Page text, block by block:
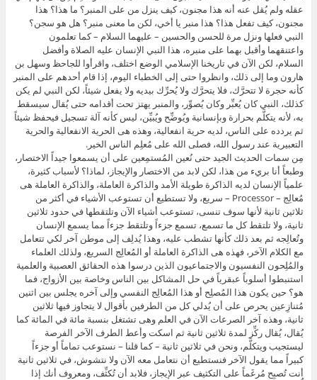
عقله ولم يُقل عنه أنه هذا مجنون، كيف ينزل من على المنبر؟ ما هذا؟ هذا
مجنون، كيف تفعل هذا؟ هذا منبر يا أخي، لكن ما معنى منبر؟ هل هو سجن؟
النبي فعلها ونزل مرة للحسن والحسين – عليهما السلام – كما تعلمون
واعتنقهما وأقبل بهما على منبره، هذا النبي الإنسان عليه الصلاة وأفضل
السلام، لكن الآن في تاريخنا الإسلامي الوضع اختلف، واقرأوا للجاحظ وسهل بن
هارون وما إلى ذلك، وانظروا حتى إلى الخطباء اليوم، إذا قام أحدهم على المنبر
كأنه حجرة لا تتحرَّك، فلا يتحرَّك ولا يُحرِّك بيديه ولا يفعل شيئاً، لكن النبي لم يكن
كذلك، النبي كان يُعبِّر وكان يُصوِّر، والمنبر يهتز تحت أقدامه حتى يُقال سيسقط
به، لأنه يتكلَّم بحرارة وبإنسانية ويُوضِّح ويُبيِّن، ليس كأنه آلة تسجيل فيحفظ شيئاً
ثم يردده على الناس، لديه حرية انفعالية، وهذه هى الحرية الانفعالية والحرية
التعبيرية عند رسول الله، فصلى الله على مُعلِم الناس الخير.
مِن سمات الحديث الجيد حتى نُعين المُستمِعين على أن يسمعوا جيداً الاختصار،
وطبعاً أنا بريء من هذا، لكن لابد من الاختصار والإيجاز، لماذا؟ لأسباب كثيرة،
علمياً الإنسان لديه الذاكرة طويلة الأمد والذاكرة العاملة، والذاكرة العاملة هى
مُعالِج – Processor – سريع، ولا تستطيع أن تستوعب الأشياء في أكثر من
ثلاثين ثانية لأنها سوف تنسى، تستوعب أشياء الآن وتلتقطها في حدود ثلاثين
ثانية، ولا تلتقط كل ما تسمع، تسمع جزءاً وتلتقط جزءاً مما يسمع الإنسان
وتُعالِجه ثم بعد ذلك كأنها تشطب عليه، وهذا يُدلِف إلى موطن آخر لكي تتعامل
مع الكلام الآخر، فهذه هى الذاكرة العاملة أو المُعالِج السريع، ولذلك العلماء
والمُلِحون النفسيون والاجتماعيون الذين درسوا هذه الحقائق العصبية والعلمية
استنبطوا أسلوباً عبقرياً في حل المشاكل بين الناس وخاصة بين الأزواج، فما
هو؟ حين يكون هذا المُصلِح أو هذا المُعالِج النفسي وإلى آخره يجلس بين اثنين
مُتنازِعين يحرص على أن يُدلي كل من الطرفين بأقوال لا يتجاوز فيها ثلاثين
ثانية، وهذه آخر الصرعات الآن في العلم وهى تشتغل بنسبة مائة في المائة كما
يُقال، يُقال ركِّز لمدة ثلاثين ثانية ثم اسكت وأعط الطرف الآخر الفرصة
ليستجيب ويتكلَّم، ونحن في ثلاثين ثانية – كما قلنا – نستوعب تماماً أو جزءاً
كبيراً مما يقول الآخر فنستطيع أن نتعامل معه الآن ولا نتشوش، في ثلاثين ثانية
أنت تُصبِح مُرغَماً على التكثيف عبر الإيجاز، فلابد أن تُكثِّف، ومعروف أنك إذا